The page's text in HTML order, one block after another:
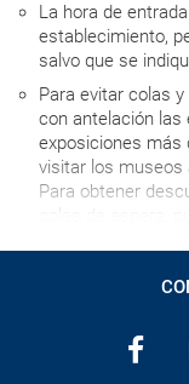
La hora de
establecimiento,
salvo que se
Para evitar colas
con antelación las
exposiciones más
visitar los museos
Para obtener
descuentos
La tarjeta de
que, a veces, su